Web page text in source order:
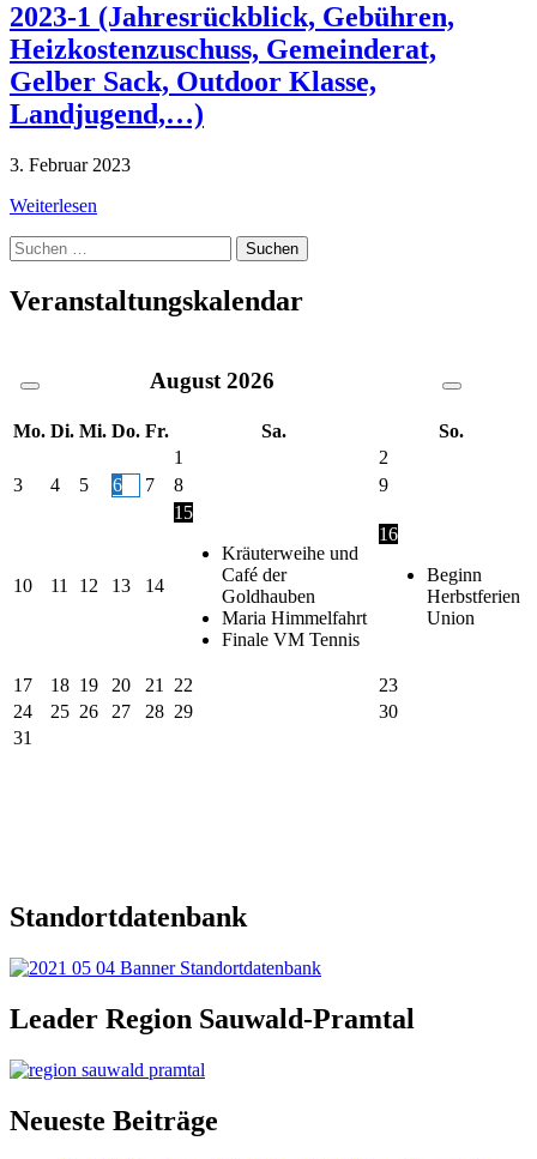
2023-1 (Jahresrückblick, Gebühren,
Heizkostenzuschuss, Gemeinderat,
Gelber Sack, Outdoor Klasse,
Landjugend,…)
3. Februar 2023
Weiterlesen
Suche
nach:
Veranstaltungskalendar
August 2026
Mo. Di. Mi. Do. Fr. Sa.
So.
1
2
3
4 5 6 7 8 9
10 11 12 13 14
15
Kräuterweihe und
Café der
Goldhauben
Maria Himmelfahrt
Finale VM Tennis
16
Beginn
Herbstferien
Union
17 18 19 20 21 22
23
24
25 26 27 28 29
30
31
Standortdatenbank
Leader Region Sauwald-Pramtal
Neueste Beiträge